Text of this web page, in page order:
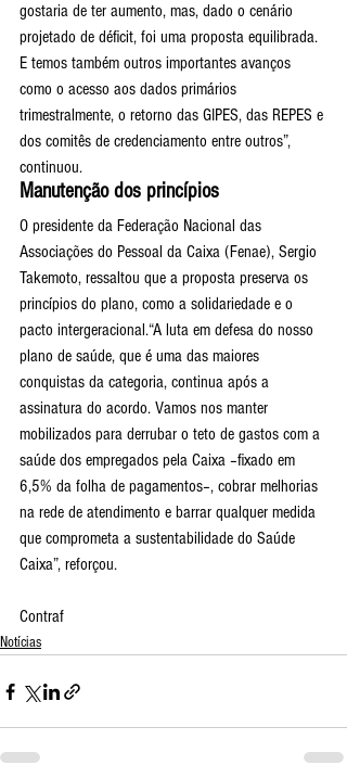
gostaria de ter aumento, mas, dado o cenário
projetado de déficit, foi uma proposta equilibrada.
E temos também outros importantes avanços
como o acesso aos dados primários
trimestralmente, o retorno das GIPES, das REPES e
dos comitês de credenciamento entre outros”,
continuou.
Manutenção dos princípios
O presidente da Federação Nacional das
Associações do Pessoal da Caixa (Fenae), Sergio
Takemoto, ressaltou que a proposta preserva os
princípios do plano, como a solidariedade e o
pacto intergeracional.“A luta em defesa do nosso
plano de saúde, que é uma das maiores
conquistas da categoria, continua após a
assinatura do acordo. Vamos nos manter
mobilizados para derrubar o teto de gastos com a
saúde dos empregados pela Caixa –fixado em
6,5% da folha de pagamentos–, cobrar melhorias
na rede de atendimento e barrar qualquer medida
que comprometa a sustentabilidade do Saúde
Caixa”, reforçou.
Contraf
Notícias